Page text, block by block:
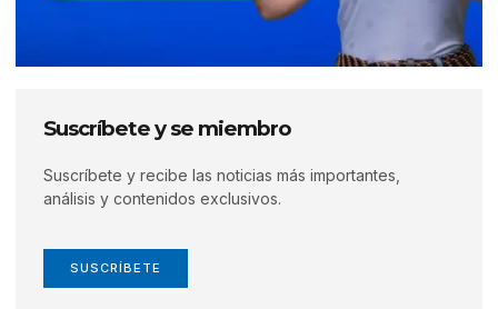
Suscríbete y se miembro
Suscríbete y recibe las noticias más importantes,
análisis y contenidos exclusivos.
SUSCRÍBETE